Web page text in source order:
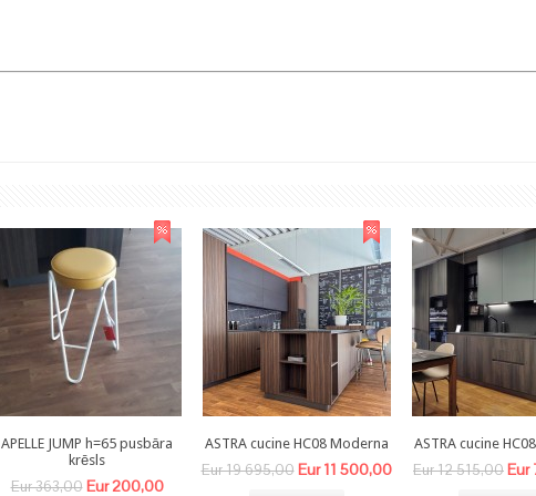
APELLE JUMP h=65 pusbāra
krēsls
Eur 363,00 Eur 200,00
ASTRA cucine HC08 Moderna
Eur 19 695,00 Eur 11 500,00
ASTRA cucine
Eur 12 515,00Eur